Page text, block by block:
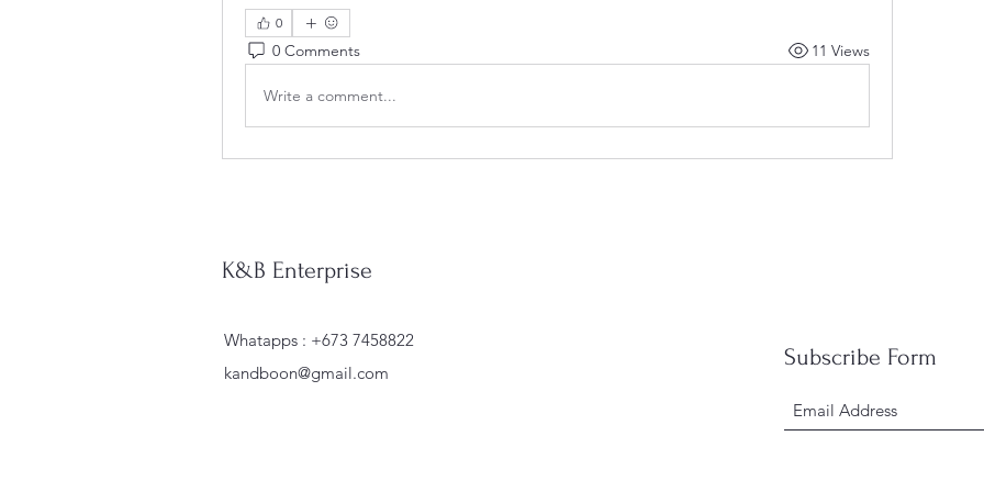
0
0 Comments 11 Views
Write a comment...
K&B Enterprise
Whatapps : +673 7458822
kandboon@gmail.com
Subscribe Form